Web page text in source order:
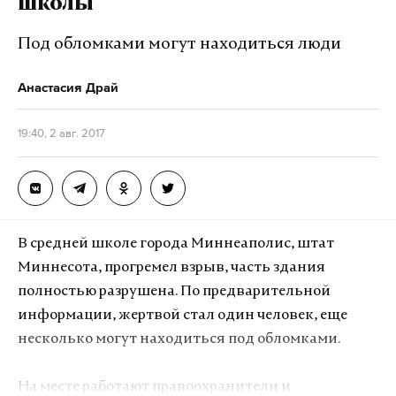
Подпишитесь на Daily Storm в
работает там, где тормозит интернет.
Фото: ©twitter.com/livekuban_info
школы
Под обломками могут находиться люди
Анастасия Драй
19:40, 2 авг. 2017
В средней школе города Миннеаполис, штат
Миннесота, прогремел взрыв, часть здания
полностью разрушена. По предварительной
информации, жертвой стал один человек, еще
несколько могут находиться под обломками.
На месте работают правоохранители и